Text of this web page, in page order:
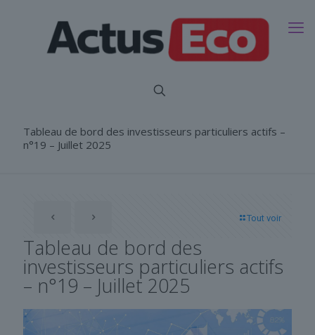
Tableau de bord des investisseurs particuliers actifs –
n°19 – Juillet 2025
Tout voir
Tableau de bord des
investisseurs particuliers actifs
– n°19 – Juillet 2025